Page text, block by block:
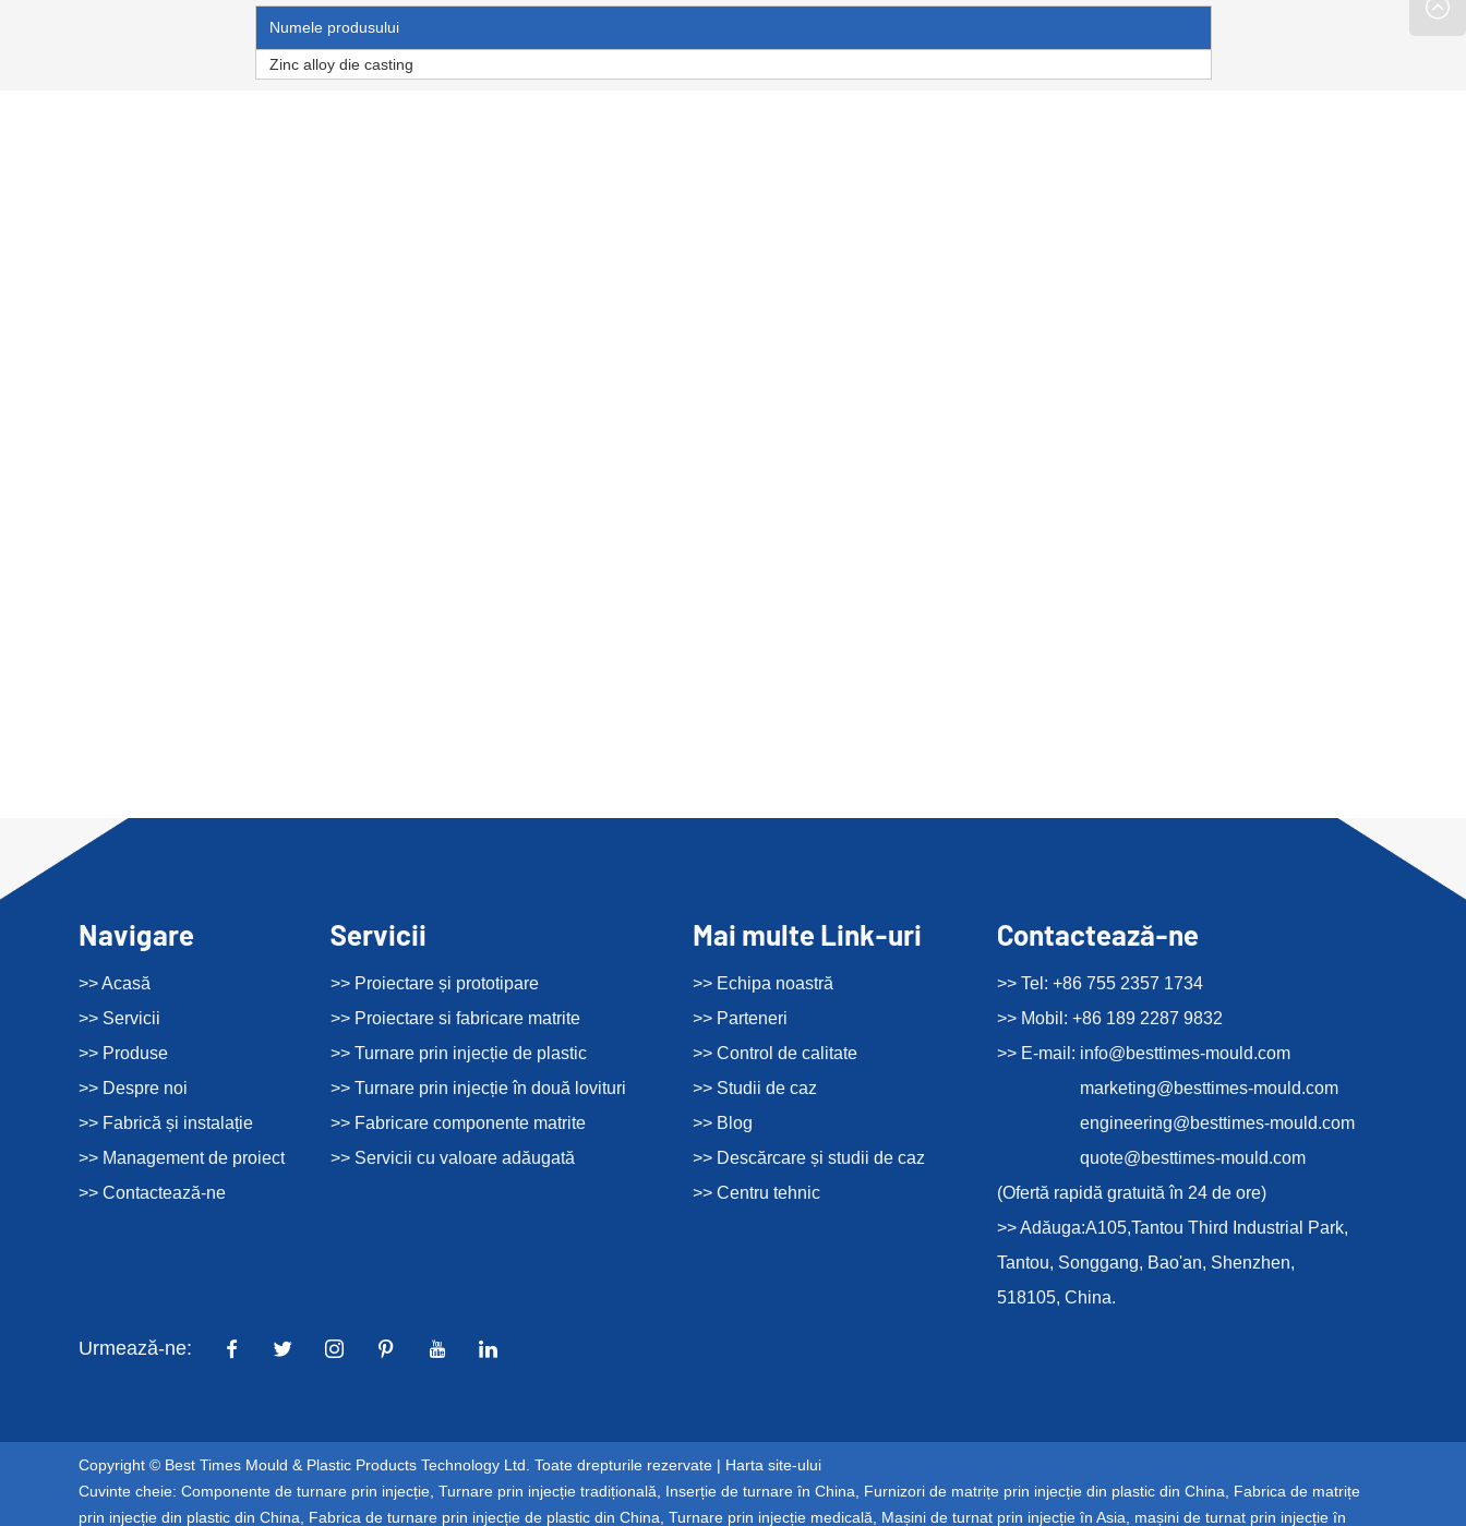
Numele produsului
Zinc alloy die casting
Navigare
>> Acasă
>> Servicii
>> Produse
>> Despre noi
>> Fabrică și instalație
>> Management de proiect
>> Contactează-ne
Servicii
>> Proiectare și prototipare
>> Proiectare si fabricare matrite
>> Turnare prin injecție de plastic
>> Turnare prin injecție în două lovituri
>> Fabricare componente matrite
>> Servicii cu valoare adăugată
Mai multe Link-uri
>> Echipa noastră
>> Parteneri
>> Control de calitate
>> Studii de caz
>> Blog
>> Descărcare și studii de caz
>> Centru tehnic
Contactează-ne
>> Tel: +86 755 2357 1734
>> Mobil: +86 189 2287 9832
>> E-mail: info@besttimes-mould.com
marketing@besttimes-mould.com
engineering@besttimes-mould.com
quote@besttimes-mould.com
(Ofertă rapidă gratuită în 24 de ore)
>> Adăuga:A105,Tantou Third Industrial Park,
Tantou, Songgang, Bao'an, Shenzhen,
518105, China.
Urmează-ne:
Copyright © Best Times Mould & Plastic Products Technology Ltd. Toate drepturile rezervate | Harta site-ului
Cuvinte cheie: Componente de turnare prin injecție Turnare prin injecție tradițională Inserție de turnare în China Furnizori de matrițe prin injecție din plastic din China
Fabrica de matrițe
prin injecție din plastic din China
Fabrica de turnare prin injecție de plastic din China Turnare prin injecție medicală Mașini de turnat prin injecție în Asia mașini de turnat prin injecție în